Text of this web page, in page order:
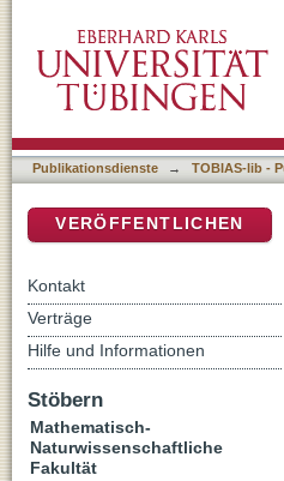
Symposiums
Publikationsdienste → TOBIAS-lib -
VERÖFFENTLICHEN
Kontakt
Verträge
Hilfe und Informationen
Stöbern
Mathematisch-
Naturwissenschaftliche
Fakultät